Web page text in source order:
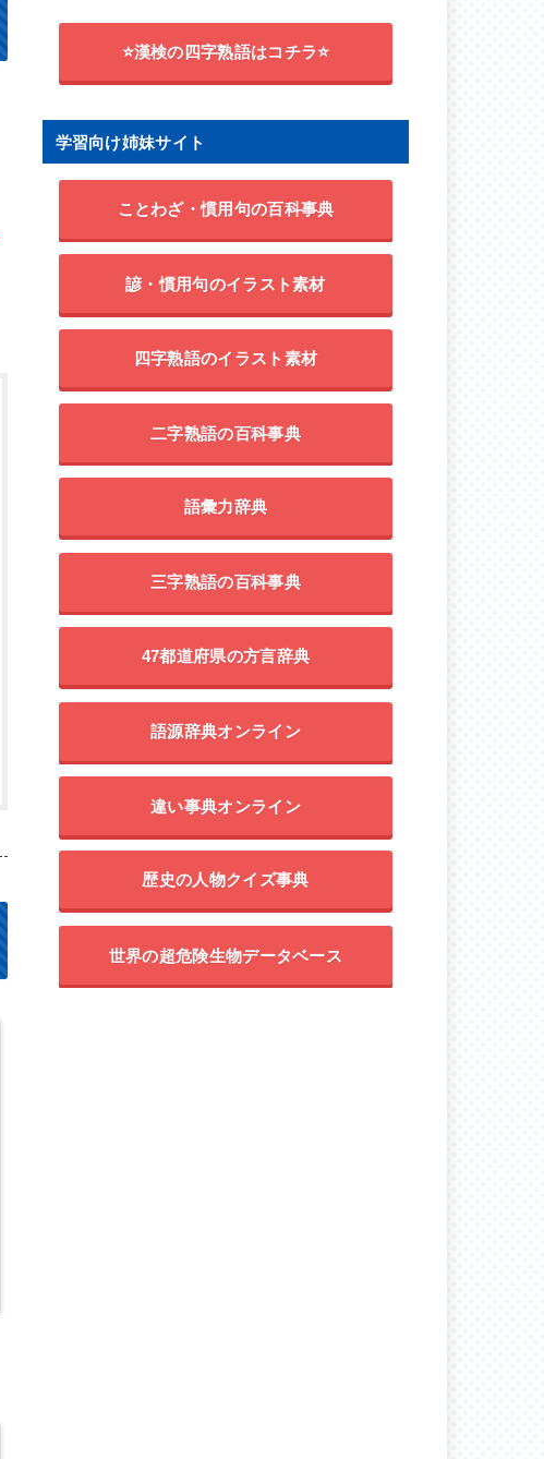
⭐漢検の四字熟語はコチラ⭐
学習向け姉妹サイト
ことわざ・慣用句の百科事典
諺・慣用句のイラスト素材
四字熟語のイラスト素材
二字熟語の百科事典
語彙力辞典
三字熟語の百科事典
47都道府県の方言辞典
語源辞典オンライン
違い事典オンライン
歴史の人物クイズ事典
世界の超危険生物データベース